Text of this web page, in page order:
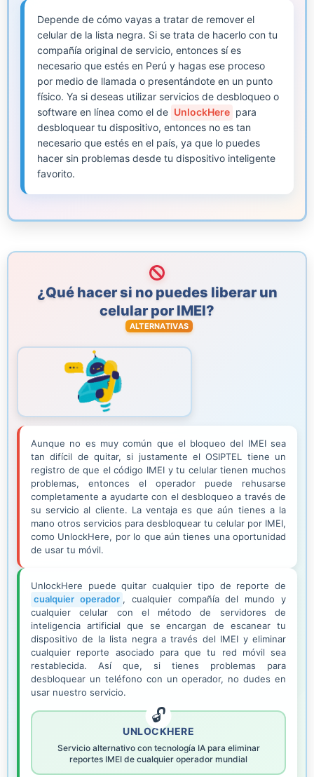
Depende de cómo vayas a tratar de remover el
celular de la lista negra. Si se trata de hacerlo con tu
compañía original de servicio, entonces sí es
necesario que estés en Perú y hagas ese proceso
por medio de llamada o presentándote en un punto
físico. Ya si deseas utilizar servicios de desbloqueo o
software en línea como el de UnlockHere para
desbloquear tu dispositivo, entonces no es tan
necesario que estés en el país, ya que lo puedes
hacer sin problemas desde tu dispositivo inteligente
favorito.
¿Qué hacer si no puedes liberar un
celular por IMEI?
ALTERNATIVAS
Aunque no es muy común que el bloqueo del IMEI sea
tan difícil de quitar, si justamente el OSIPTEL tiene un
registro de que el código IMEI y tu celular tienen muchos
problemas, entonces el operador puede rehusarse
completamente a ayudarte con el desbloqueo a través de
su servicio al cliente. La ventaja es que aún tienes a la
mano otros servicios para desbloquear tu celular por IMEI,
como UnlockHere, por lo que aún tienes una oportunidad
de usar tu móvil.
UnlockHere puede quitar cualquier tipo de reporte de
cualquier operador , cualquier compañía del mundo y
cualquier celular con el método de servidores de
inteligencia artificial que se encargan de escanear tu
dispositivo de la lista negra a través del IMEI y eliminar
cualquier reporte asociado para que tu red móvil sea
restablecida. Así que, si tienes problemas para
desbloquear un teléfono con un operador, no dudes en
usar nuestro servicio.
UNLOCKHERE
Servicio alternativo con tecnología IA para eliminar
reportes IMEI de cualquier operador mundial